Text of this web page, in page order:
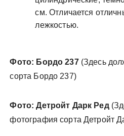
см. Отличается
лежкостью.
Фото: Бордо 237(Здесь
сорта Бордо 237)
Фото: Детройт Дарк Ред
фотография сорта Детройт